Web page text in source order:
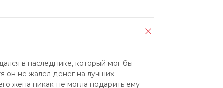
в наследнике, который мог бы
он не жалел денег на лучших
жена никак не могла подарить ему